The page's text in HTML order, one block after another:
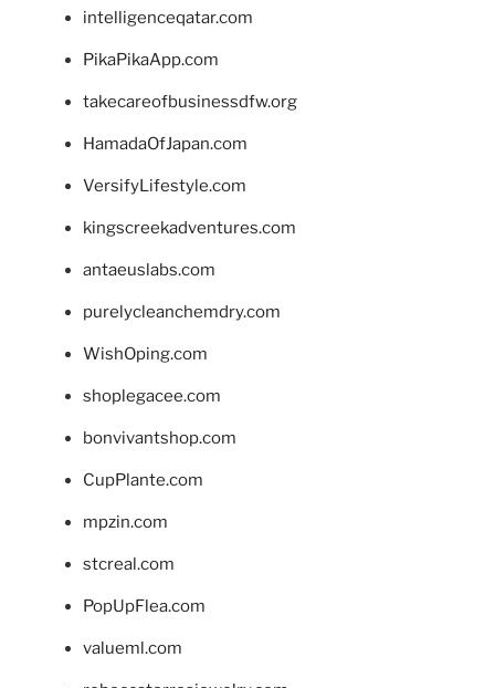
intelligenceqatar.com
PikaPikaApp.com
takecareofbusinessdfw.org
HamadaOfJapan.com
VersifyLifestyle.com
kingscreekadventures.com
antaeuslabs.com
purelycleanchemdry.com
WishOping.com
shoplegacee.com
bonvivantshop.com
CupPlante.com
mpzin.com
stcreal.com
PopUpFlea.com
valueml.com